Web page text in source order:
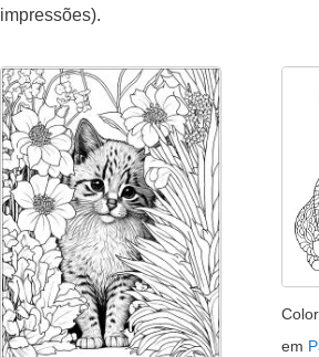
impressões).
em